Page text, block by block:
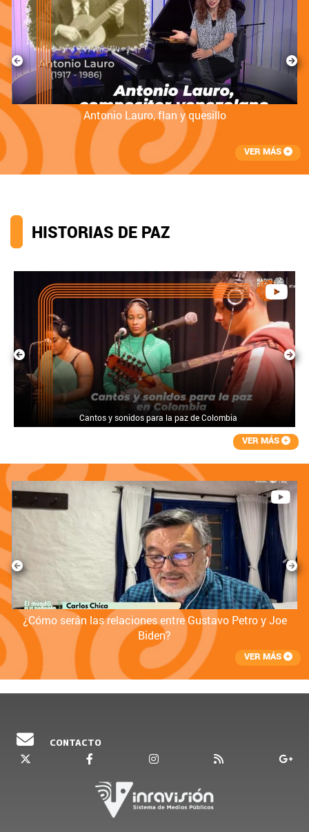
Antonio Lauro, flan y quesillo
VER MÁS
HISTORIAS DE PAZ
Cantos y sonidos para la paz de Colombia
VER MÁS
¿Cómo serán las relaciones entre Gustavo Petro y Joe
Biden?
VER MÁS
CONTACTO